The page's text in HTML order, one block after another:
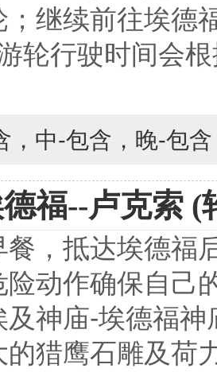
；继续前往埃德
轮行驶时间会
，中-包含，晚-包
福--卢克索 (
餐，抵达埃德福
险动作确保自己
及神庙-埃德福
的猎鹰石雕及荷